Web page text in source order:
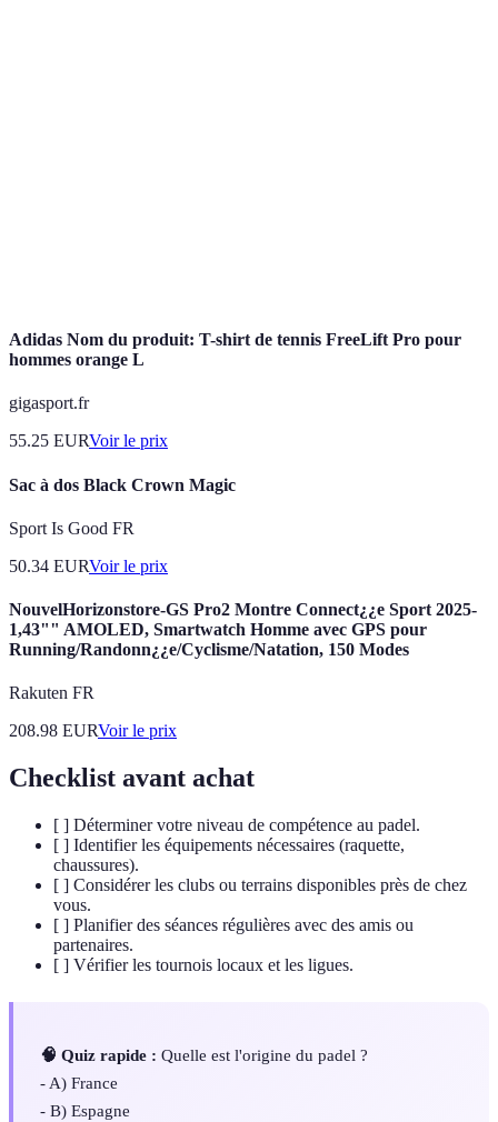
Adidas Nom du produit: T-shirt de tennis FreeLift Pro pour
hommes orange L
gigasport.fr
55.25 EURVoir le prix
Sac à dos Black Crown Magic
Sport Is Good FR
50.34 EURVoir le prix
NouvelHorizonstore-GS Pro2 Montre Connect¿¿e Sport 2025-
1,43"" AMOLED, Smartwatch Homme avec GPS pour
Running/Randonn¿¿e/Cyclisme/Natation, 150 Modes
Rakuten FR
208.98 EURVoir le prix
Checklist avant achat
[ ] Déterminer votre niveau de compétence au padel.
[ ] Identifier les équipements nécessaires (raquette,
chaussures).
[ ] Considérer les clubs ou terrains disponibles près de chez
vous.
[ ] Planifier des séances régulières avec des amis ou
partenaires.
[ ] Vérifier les tournois locaux et les ligues.
🧠 Quiz rapide : Quelle est l'origine du padel ?
- A) France
- B) Espagne